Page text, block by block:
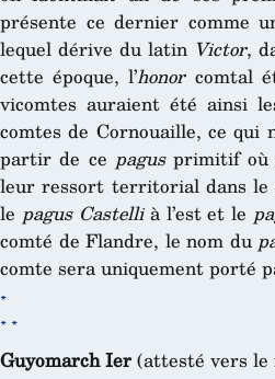
présente ce dernier comme
lequel dérive du latin Victor,
cette époque, l’honorcomtal
vicomtes auraient été ainsi
comtes de Cornouaille, ce qui
partir de ce pagusprimitif où
leur ressort territorial dans le
le pagus Castellià l’est et le
comté de Flandre, le nom du
comte sera uniquement porté
*
* *
Guyomarch Ier (attesté vers le